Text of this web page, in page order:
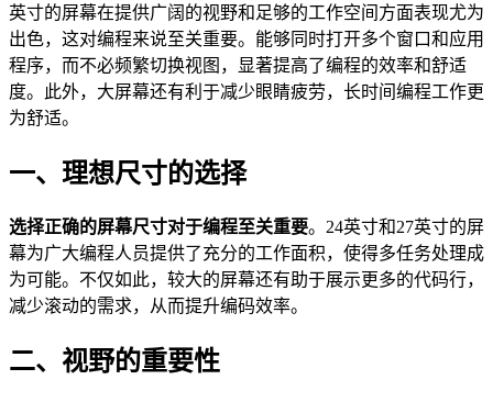
英寸的屏幕在提供广阔的视野和足够的工作空间方面表现尤为
出色，这对编程来说至关重要。能够同时打开多个窗口和应用
程序，而不必频繁切换视图，显著提高了编程的效率和舒适
度。此外，大屏幕还有利于减少眼睛疲劳，长时间编程工作更
为舒适。
一、理想尺寸的选择
选择正确的屏幕尺寸对于编程至关重要。24英寸和27英寸的屏
幕为广大编程人员提供了充分的工作面积，使得多任务处理成
为可能。不仅如此，较大的屏幕还有助于展示更多的代码行，
减少滚动的需求，从而提升编码效率。
二、视野的重要性